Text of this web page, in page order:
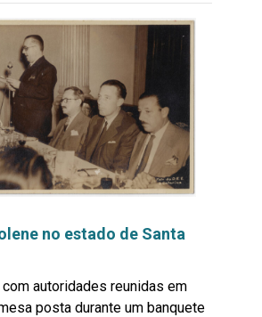
no estado de Santa
autoridades reunidas em
posta durante um banquete